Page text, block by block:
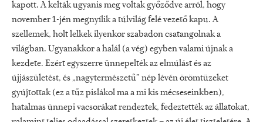
kapott. A kelták ugyanis meg voltak győződve arról, hogy
november 1-jén megnyílik a túlvilág felé vezető kapu. A
szellemek, holt lelkek ilyenkor szabadon csatangolnak a
világban. Ugyanakkor a halál (a vég) egyben valami újnak a
kezdete. Ezért egyszerre ünnepelték az elmúlást és az
újjászületést, és „nagytermészetű” nép lévén örömtüzeket
gyújtottak (ez a tűz pislákol ma a mi kis mécseseinkben),
hatalmas ünnepi vacsorákat rendeztek, fedeztették az állatokat,